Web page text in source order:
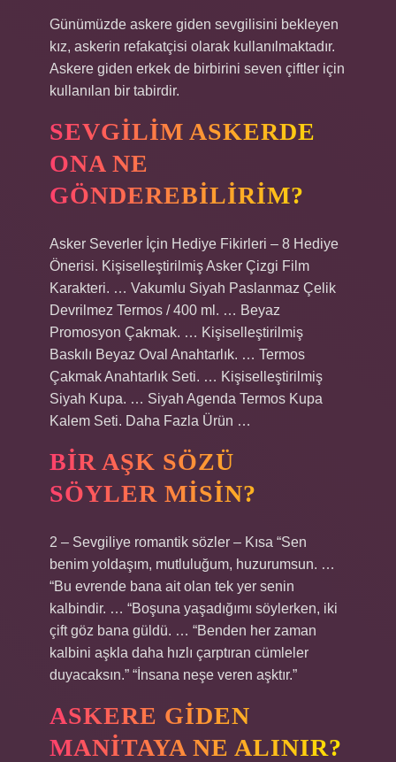
Günümüzde askere giden sevgilisini bekleyen
kız, askerin refakatçisi olarak kullanılmaktadır.
Askere giden erkek de birbirini seven çiftler için
kullanılan bir tabirdir.
SEVGILIM ASKERDE
ONA NE
GÖNDEREBILIRIM?
Asker Severler İçin Hediye Fikirleri – 8 Hediye
Önerisi. Kişiselleştirilmiş Asker Çizgi Film
Karakteri. … Vakumlu Siyah Paslanmaz Çelik
Devrilmez Termos / 400 ml. … Beyaz
Promosyon Çakmak. … Kişiselleştirilmiş
Baskılı Beyaz Oval Anahtarlık. … Termos
Çakmak Anahtarlık Seti. … Kişiselleştirilmiş
Siyah Kupa. … Siyah Agenda Termos Kupa
Kalem Seti. Daha Fazla Ürün …
BIR AŞK SÖZÜ
SÖYLER MISIN?
2 – Sevgiliye romantik sözler – Kısa “Sen
benim yoldaşım, mutluluğum, huzurumsun. …
“Bu evrende bana ait olan tek yer senin
kalbindir. … “Boşuna yaşadığımı söylerken, iki
çift göz bana güldü. … “Benden her zaman
kalbini aşkla daha hızlı çarptıran cümleler
duyacaksın.” “İnsana neşe veren aşktır.”
ASKERE GIDEN
MANITAYA NE ALINIR?